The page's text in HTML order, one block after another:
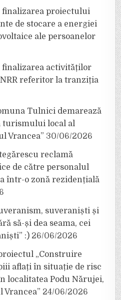
finalizarea proiectului
de stocare a energiei
ale persoanelor
finalizarea activităților
referitor la tranziția
Tulnici demarează
turismului local al
Vrancea” 30/06/2026
reclamă
de către personalul
într-o zonă rezidențială
suveraniști și
să-și dea seama, cei
:) 26/06/2026
„Construire
aflați în situație de risc
localitatea Podu Nărujei,
24/06/2026